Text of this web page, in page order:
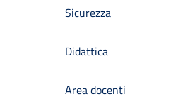
Sicurezza
Didattica
Area docenti